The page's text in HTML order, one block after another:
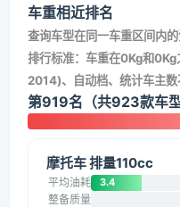
车重相近排名
查询车型在同一车重区间内
排行标准：车重在0Kg和
2014)、自动档、统计车主数
第919名（共923款车型
摩托车 排量110cc
平均油耗 3.4
整备质量